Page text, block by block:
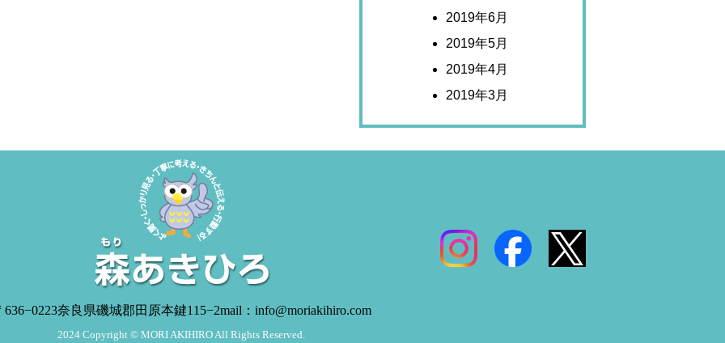
2019年6月
2019年5月
2019年4月
2019年3月
636−0223奈良県磯城郡田原本鍵115−2mail：info@moriakihiro.com
2024 Copyright © MORI AKIHIRO All Rights Reserved.